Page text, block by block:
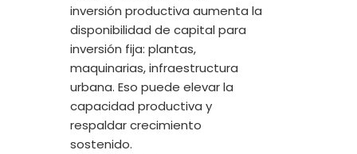
inversión productiva aumenta la
disponibilidad de capital para
inversión fija: plantas,
maquinarias, infraestructura
urbana. Eso puede elevar la
capacidad productiva y
respaldar crecimiento
sostenido.